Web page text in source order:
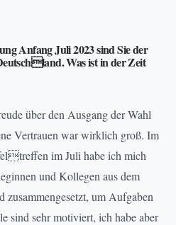
Anfang Juli 2023 sind Sie der
Was ist in der Zeit
über den Ausgang der Wahl
Vertrauen war wirklich groß. Im
im Juli habe ich mich
und Kollegen aus dem
zusammengesetzt, um Aufgaben
sind sehr motiviert, ich habe aber